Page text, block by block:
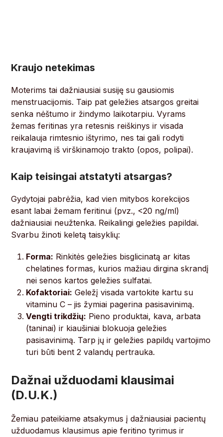
Kraujo netekimas
Moterims tai dažniausiai susiję su gausiomis
menstruacijomis. Taip pat geležies atsargos greitai
senka nėštumo ir žindymo laikotarpiu. Vyrams
žemas feritinas yra retesnis reiškinys ir visada
reikalauja rimtesnio ištyrimo, nes tai gali rodyti
kraujavimą iš virškinamojo trakto (opos, polipai).
Kaip teisingai atstatyti atsargas?
Gydytojai pabrėžia, kad vien mitybos korekcijos
esant labai žemam feritinui (pvz., <20 ng/ml)
dažniausiai neužtenka. Reikalingi geležies papildai.
Svarbu žinoti keletą taisyklių:
Forma: Rinkitės geležies bisglicinatą ar kitas
chelatines formas, kurios mažiau dirgina skrandį
nei senos kartos geležies sulfatai.
Kofaktoriai: Geležį visada vartokite kartu su
vitaminu C – jis žymiai pagerina pasisavinimą.
Vengti trikdžių: Pieno produktai, kava, arbata
(taninai) ir kiaušiniai blokuoja geležies
pasisavinimą. Tarp jų ir geležies papildų vartojimo
turi būti bent 2 valandų pertrauka.
Dažnai užduodami klausimai
(D.U.K.)
Žemiau pateikiame atsakymus į dažniausiai pacientų
užduodamus klausimus apie feritino tyrimus ir